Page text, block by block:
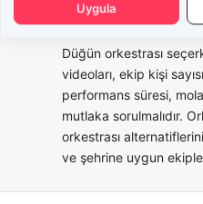
Uygula
detayları teklifin içine
Düğün orkestrası
videoları, ekip kişi
performans süresi,
mutlaka sorulmalıdır.
orkestrası
ve şehrine uygun